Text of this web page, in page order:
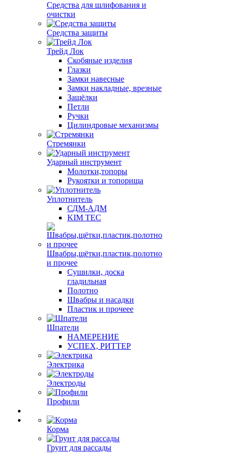
Средства для шлифования и
очистки
Средства защиты
Трейд Лок
Скобяные изделия
Глазки
Замки навесные
Замки накладные, врезные
Защёлки
Петли
Ручки
Цилиндровые механизмы
Стремянки
Ударный инструмент
Молотки,топоры
Рукоятки и топорища
Уплотнитель
СДМ-АДМ
KIM TEC
Швабры,щётки,пластик,полотно
и прочее
Сушилки, доска
гладильная
Полотно
Швабры и насадки
Пластик и прочеее
Шпатели
НАМЕРЕНИЕ
УСПЕХ, РИТТЕР
Электрика
Электроды
Профили
Корма
Грунт для рассады